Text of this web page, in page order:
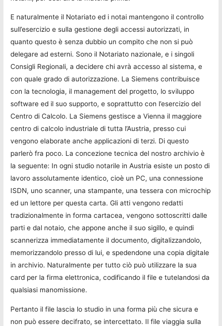
E naturalmente il Notariato ed i notai mantengono il controllo
sull’esercizio e sulla gestione degli accessi autorizzati, in
quanto questo è senza dubbio un compito che non si può
delegare ad esterni. Sono il Notariato nazionale, e i singoli
Consigli Regionali, a decidere chi avrà accesso al sistema, e
con quale grado di autorizzazione. La Siemens contribuisce
con la tecnologia, il management del progetto, lo sviluppo
software ed il suo supporto, e soprattutto con l’esercizio del
Centro di Calcolo. La Siemens gestisce a Vienna il maggiore
centro di calcolo industriale di tutta l’Austria, presso cui
vengono elaborate anche applicazioni di terzi. Di questo
parlerò fra poco. La concezione tecnica del nostro archivio è
la seguente: In ogni studio notarile in Austria esiste un posto di
lavoro assolutamente identico, cioè un PC, una connessione
ISDN, uno scanner, una stampante, una tessera con microchip
ed un lettore per questa carta. Gli atti vengono redatti
tradizionalmente in forma cartacea, vengono sottoscritti dalle
parti e dal notaio, che appone anche il suo sigillo, e quindi
scannerizza immediatamente il documento, digitalizzandolo,
memorizzandolo presso di lui, e spedendone una copia digitale
in archivio. Naturalmente per tutto ciò può utilizzare la sua
card per la firma elettronica, codificando il file e tutelandosi da
qualsiasi manomissione.
Pertanto il file lascia lo studio in una forma più che sicura e
non può essere decifrato, se intercettato. Il file viaggia sulla